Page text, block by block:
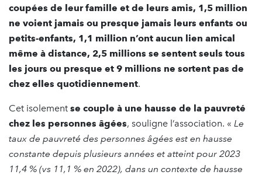
coupées de leur famille et de leurs amis, 1,5 million
ne voient jamais ou presque jamais leurs enfants ou
petits-enfants, 1,1 million n’ont aucun lien amical
même à distance, 2,5 millions se sentent seuls tous
les jours ou presque et 9 millions ne sortent pas de
chez elles quotidiennement.
Cet isolement se couple à une hausse de la pauvreté
chez les personnes âgées, souligne l’association. « Le
taux de pauvreté des personnes âgées est en hausse
constante depuis plusieurs années et atteint pour 2023
11,4 % (vs 11,1 % en 2022), dans un contexte de hausse